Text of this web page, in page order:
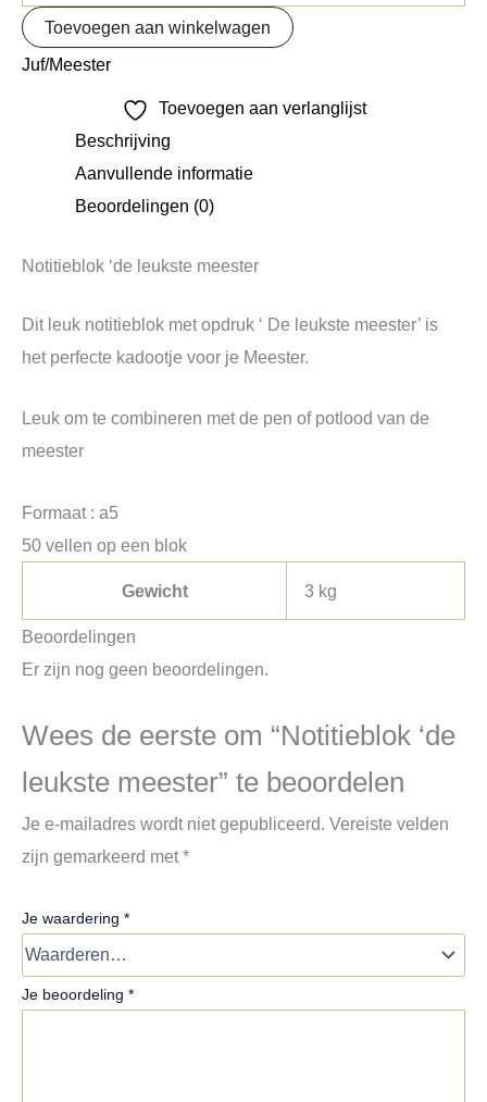
Toevoegen aan winkelwagen
Juf/Meester
Toevoegen aan verlanglijst
Beschrijving
Aanvullende informatie
Beoordelingen (0)
Notitieblok ‘de leukste meester
Dit leuk notitieblok met opdruk ‘ De leukste meester’ is
het perfecte kadootje voor je Meester.
Leuk om te combineren met de pen of potlood van de
meester
Formaat : a5
50 vellen op een blok
Gewicht 3 kg
Beoordelingen
Er zijn nog geen beoordelingen.
Wees de eerste om “Notitieblok ‘de
leukste meester” te beoordelen
Je e-mailadres wordt niet gepubliceerd. Vereiste velden
zijn gemarkeerd met*
Je waardering *
Je beoordeling *